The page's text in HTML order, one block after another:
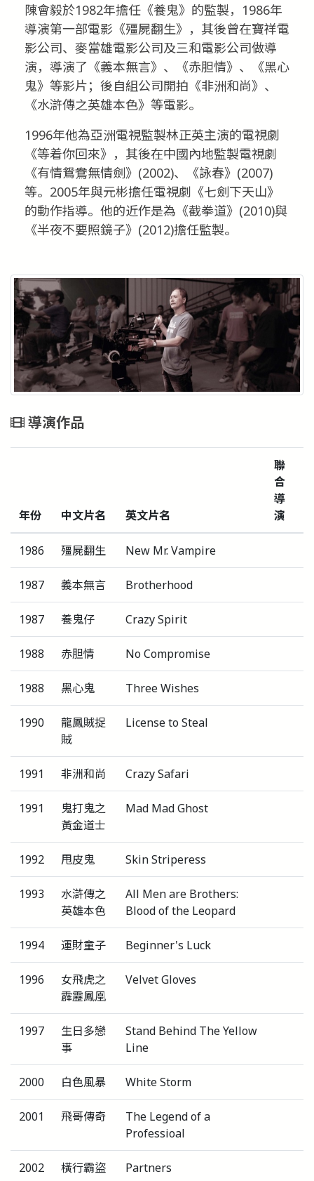
陳會毅於1982年擔任《養鬼》的監製，1986年
導演第一部電影《殭屍翻生》，其後曾在寶祥電
影公司、麥當雄電影公司及三和電影公司做導
演，導演了《義本無言》、《赤胆情》、《黑心
鬼》等影片；後自組公司開拍《非洲和尚》、
《水滸傳之英雄本色》等電影。
1996年他為亞洲電視監製林正英主演的電視劇
《等着你回來》，其後在中國內地監製電視劇
《有情鴛鴦無情劍》(2002)、《詠春》(2007)
等。2005年與元彬擔任電視劇《七劍下天山》
的動作指導。他的近作是為《截拳道》(2010)與
《半夜不要照鏡子》(2012)擔任監製。
導演作品
年份 中文片名 英文片名
聯
合
導
演
1986 殭屍翻生 New Mr. Vampire
1987 義本無言 Brotherhood
1987 養鬼仔 Crazy Spirit
1988 赤胆情 No Compromise
1988 黑心鬼 Three Wishes
1990
龍鳳賊捉
賊
License to Steal
1991 非洲和尚 Crazy Safari
1991
鬼打鬼之
黃金道士
Mad Mad Ghost
1992 甩皮鬼 Skin Striperess
1993
水滸傳之
英雄本色
All Men are Brothers:
Blood of the Leopard
1994 運財童子 Beginner's Luck
1996
女飛虎之
霹靂鳳凰
Velvet Gloves
1997
生日多戀
事
Stand Behind The Yellow
Line
2000 白色風暴 White Storm
2001 飛哥傳奇
The Legend of a
Professioal
2002 橫行霸盜 Partners